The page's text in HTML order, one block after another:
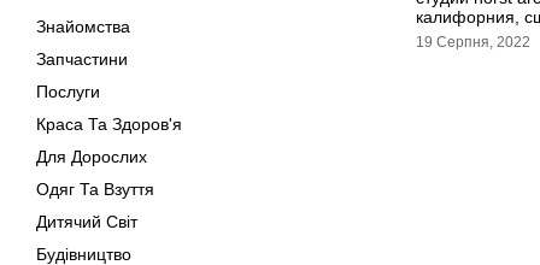
Знайомства
Запчастини
Послуги
Краса Та Здоров'я
Для Дорослих
Одяг Та Взуття
Дитячий Світ
Будівництво
калифорния,
19 Серпня, 2022